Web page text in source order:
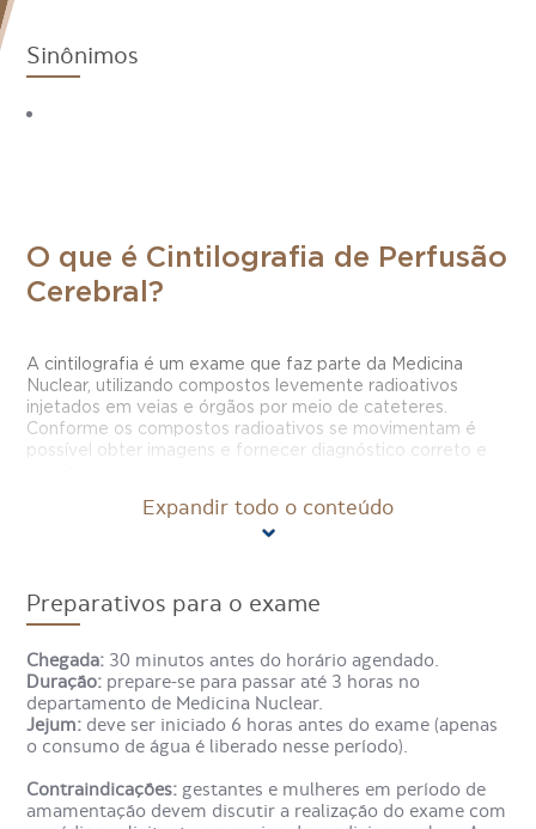
Sinônimos
O que é Cintilografia de Perfusão
Cerebral?
A cintilografia é um exame que faz parte da Medicina
Nuclear, utilizando compostos levemente radioativos
injetados em veias e órgãos por meio de cateteres.
Conforme os compostos radioativos se movimentam é
possível obter imagens e fornecer diagnóstico correto e
Na Cintilografia de Perfusão Cerebral, também chamada
posiciona.
Na Cintilografia de Perfusão Cerebral também é possível
visualizar áreas do cérebro em atividade e que demanda
mais energia, pois o medicamento se concentra nestas
regiões e situação. Assim, é possível entender, por
exemplo, o metabolismo cerebral.
Como é feito o exame
Expandir todo o conteúdo
Preparativos para o exame
Chegada: 30 minutos antes do horário agendado.
Duração: prepare-se para passar até 3 horas no
departamento de Medicina Nuclear.
Jejum: deve ser iniciado 6 horas antes do exame (apenas
o consumo de água é liberado nesse período).
Contraindicações: gestantes e mulheres em período de
amamentação devem discutir a realização do exame com